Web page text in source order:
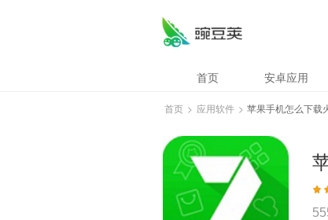
首页 安卓应用
首页 > 应用软件 > 苹果手机怎么下载